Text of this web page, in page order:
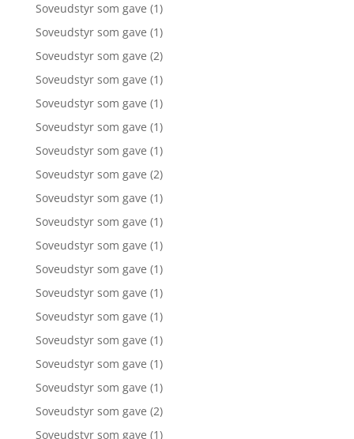
Soveudstyr som gave (1)
Soveudstyr som gave (1)
Soveudstyr som gave (2)
Soveudstyr som gave (1)
Soveudstyr som gave (1)
Soveudstyr som gave (1)
Soveudstyr som gave (1)
Soveudstyr som gave (2)
Soveudstyr som gave (1)
Soveudstyr som gave (1)
Soveudstyr som gave (1)
Soveudstyr som gave (1)
Soveudstyr som gave (1)
Soveudstyr som gave (1)
Soveudstyr som gave (1)
Soveudstyr som gave (1)
Soveudstyr som gave (1)
Soveudstyr som gave (2)
Soveudstyr som gave (1)